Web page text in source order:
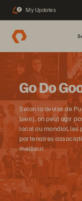
2 My Updates
Go Do
Selon la devise de
bien), on peut agir
local ou mondial, les
partenaires
meilleur.